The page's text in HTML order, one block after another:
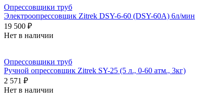
Опрессовщики труб
Электроопрессовщик Zitrek DSY-6-60 (DSY-60А) 6л/мин
19 500 ₽
Нет в наличии
Опрессовщики труб
Ручной опрессовщик Zitrek SY-25 (5 л., 0-60 атм., 3кг)
2 571 ₽
Нет в наличии